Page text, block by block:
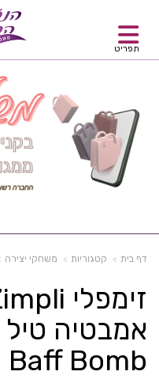
תפריט
דף בית קטגוריות משחקי יצירה
Baff Bomb